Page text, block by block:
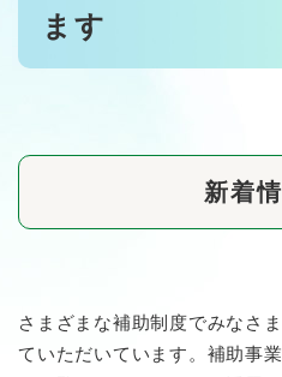
ます
新着
さまざまな補助制度でみなさ
ていただいています。補助事